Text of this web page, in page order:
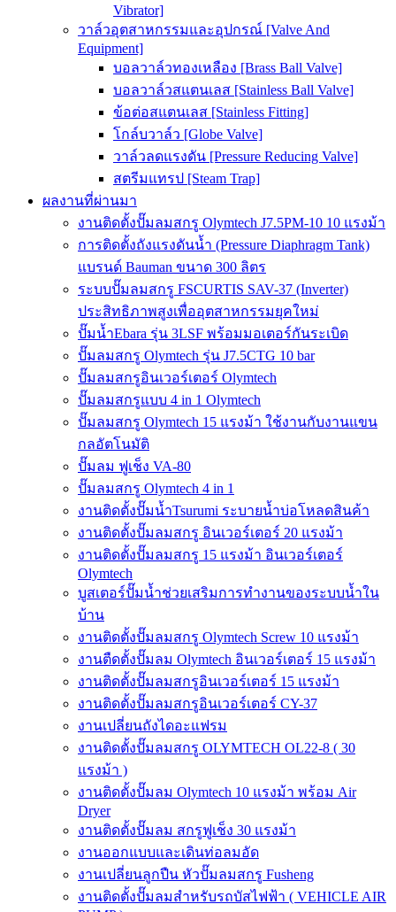
Vibrator]
วาล์วอุตสาหกรรมและอุปกรณ์ [Valve And
Equipment]
บอลวาล์วทองเหลือง [Brass Ball Valve]
บอลวาล์วสแตนเลส [Stainless Ball Valve]
ข้อต่อสแตนเลส [Stainless Fitting]
โกล์บวาล์ว [Globe Valve]
วาล์วลดแรงดัน [Pressure Reducing Valve]
สตรีมแทรป [Steam Trap]
ผลงานที่ผ่านมา
งานติดตั้งปั๊มลมสกรู Olymtech J7.5PM-10 10 แรงม้า
การติดตั้งถังแรงดันน้ำ (Pressure Diaphragm Tank)
แบรนด์ Bauman ขนาด 300 ลิตร
ระบบปั๊มลมสกรู FSCURTIS SAV-37 (Inverter)
ประสิทธิภาพสูงเพื่ออุตสาหกรรมยุคใหม่
ปั๊มน้ำEbara รุ่น 3LSF พร้อมมอเตอร์กันระเบิด
ปั๊มลมสกรู Olymtech รุ่น J7.5CTG 10 bar
ปั๊มลมสกรูอินเวอร์เตอร์ Olymtech
ปั๊มลมสกรูแบบ 4 in 1 Olymtech
ปั๊มลมสกรู Olymtech 15 แรงม้า ใช้งานกับงานแขน
กลอัตโนมัติ
ปั๊มลม ฟูเช็ง VA-80
ปั๊มลมสกรู Olymtech 4 in 1
งานติดตั้งปั๊มน้ำTsurumi ระบายน้ำบ่อโหลดสินค้า
งานติดตั้งปั๊มลมสกรู อินเวอร์เตอร์ 20 แรงม้า
งานติดตั้งปั๊มลมสกรู 15 แรงม้า อินเวอร์เตอร์
Olymtech
บูสเตอร์ปั๊มน้ำช่วยเสริมการทำงานของระบบน้ำใน
บ้าน
งานติดตั้งปั๊มลมสกรู Olymtech Screw 10 แรงม้า
งานตืดตั้งปั๊มลม Olymtech อินเวอร์เตอร์ 15 แรงม้า
งานติดตั้งปั๊มลมสกรูอินเวอร์เตอร์ 15 แรงม้า
งานติดตั้งปั๊มลมสกรูอินเวอร์เตอร์ CY-37
งานเปลี่ยนถังไดอะแฟรม
งานติดตั้งปั๊มลมสกรู OLYMTECH OL22-8 ( 30
แรงม้า )
งานติดตั้งปั๊มลม Olymtech 10 แรงม้า พร้อม Air
Dryer
งานติดตั้งปั๊มลม สกรูฟูเช็ง 30 แรงม้า
งานออกแบบและเดินท่อลมอัด
งานเปลี่ยนลูกปืน หัวปั๊มลมสกรู Fusheng
งานติดตั้งปั๊มลมสำหรับรถบัสไฟฟ้า ( VEHICLE AIR